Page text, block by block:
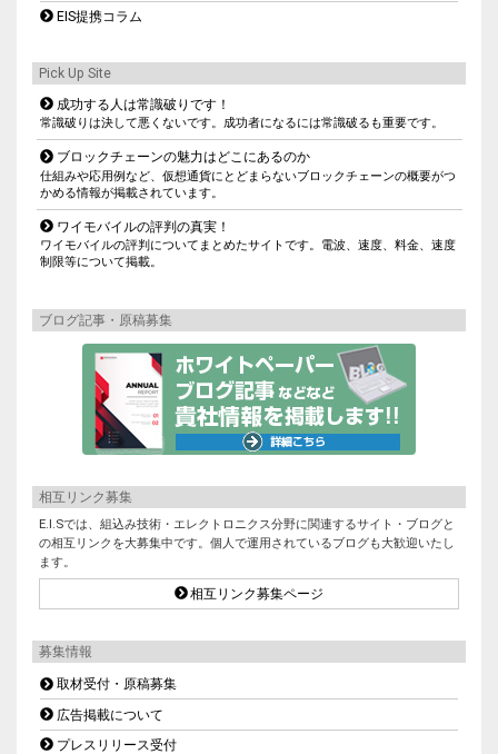
EIS提携コラム
Pick Up Site
成功する人は常識破りです！
常識破りは決して悪くないです。成功者になるには常識破るも重要です。
ブロックチェーンの魅力はどこにあるのか
仕組みや応用例など、仮想通貨にとどまらないブロックチェーンの概要がつ
かめる情報が掲載されています。
ワイモバイルの評判の真実！
ワイモバイルの評判についてまとめたサイトです。電波、速度、料金、速度
制限等について掲載。
ブログ記事・原稿募集
相互リンク募集
E.I.Sでは、組込み技術・エレクトロニクス分野に関連するサイト・ブログと
の相互リンクを大募集中です。個人で運用されているブログも大歓迎いたし
ます。
相互リンク募集ページ
募集情報
取材受付・原稿募集
広告掲載について
プレスリリース受付